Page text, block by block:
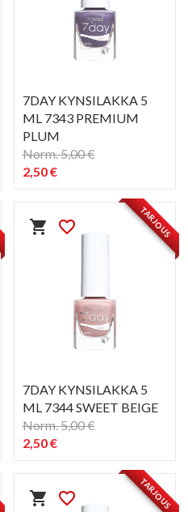
7DAY KYNSILAKKA 5
ML 7343 PREMIUM
PLUM
Norm. 5,00 €
2,50 €
shopping_cart favorite_border TARJOUS
7DAY KYNSILAKKA 5
ML 7344 SWEET BEIGE
Norm. 5,00 €
2,50 €
shopping_cart favorite_border TARJOUS